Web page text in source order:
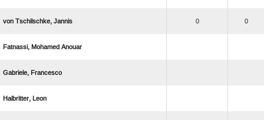
   0 0
  
 
 